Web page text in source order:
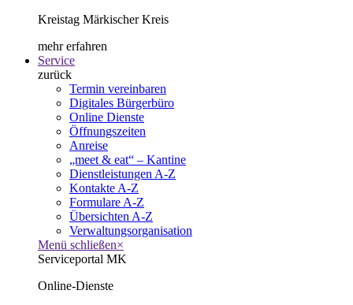
Kreistag Märkischer Kreis
mehr erfahren
Service
zurück
Termin vereinbaren
Digitales Bürgerbüro
Online Dienste
Öffnungszeiten
Anreise
„meet & eat“ – Kantine
Dienstleistungen A-Z
Kontakte A-Z
Formulare A-Z
Übersichten A-Z
Verwaltungsorganisation
Menü schließen×
Serviceportal MK
Online-Dienste